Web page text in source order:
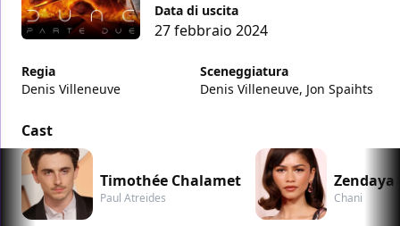
Data di uscita
27 febbraio 2024
Regia
Denis Villeneuve
Sceneggiatura
Denis Villeneuve, Jon Spaihts
Cast
Timothée Chalamet
Paul Atreides
Zendaya
Chani